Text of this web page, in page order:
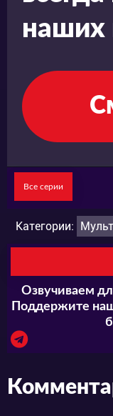
наших
Все серии
Категории:
Озвучиваем
Поддержите